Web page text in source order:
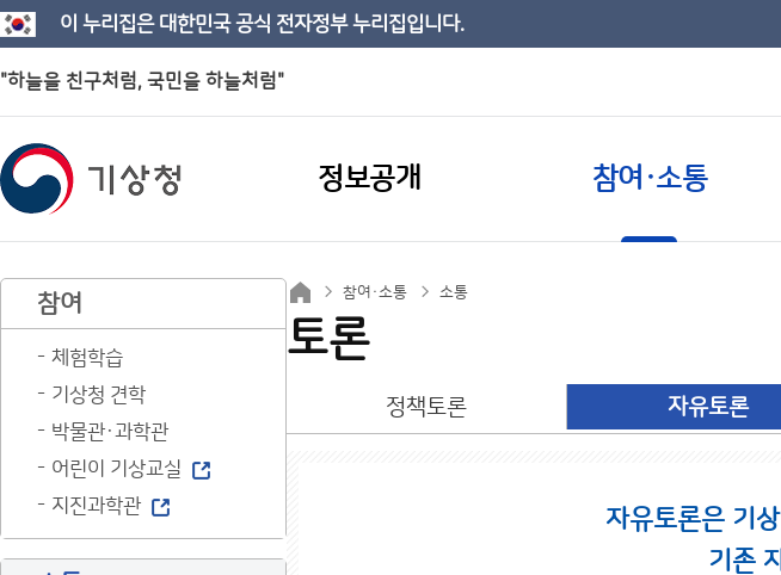
이 누리집은 대한민국 공식 전자정부 누리집입니다.
"하늘을 친구처럼, 국민을 하늘처럼"
정보공개 참여·소통
참여
체험학습
기상청 견학
박물관·과학관
어린이 기상교실
지진과학관
참여·소통 소통
토론
정책토론 자유토론
자유토론은 기
기존